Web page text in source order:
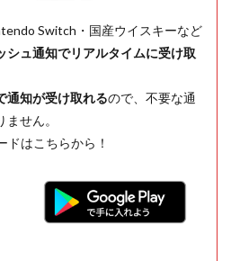
Switch・国産ウイスキーなど
シュ通知でリアルタイムに受け取
通知が受け取れるので、不要な通
せん。
ドはこちらから！